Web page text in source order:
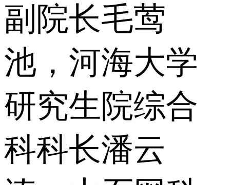
副院长毛莺
池，河海大学
研究生院综合
科科长潘云